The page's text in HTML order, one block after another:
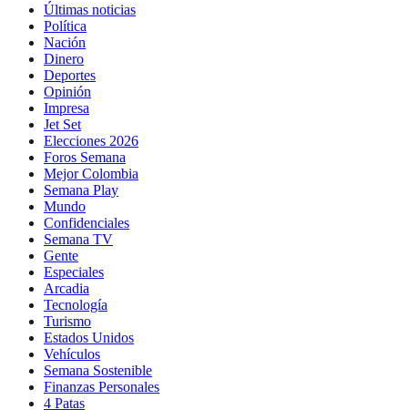
Últimas noticias
Política
Nación
Dinero
Deportes
Opinión
Impresa
Jet Set
Elecciones 2026
Foros Semana
Mejor Colombia
Semana Play
Mundo
Confidenciales
Semana TV
Gente
Especiales
Arcadia
Tecnología
Turismo
Estados Unidos
Vehículos
Semana Sostenible
Finanzas Personales
4 Patas